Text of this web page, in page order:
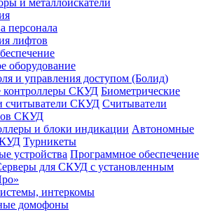
и металлоискатели
персонала
лифтов
оборудование
и управления доступом (Болид)
контроллеры СКУД Биометрические
считыватели СКУД Считыватели
СКУД
и блоки индикации Автономные
Турникеты
устройства Программное обеспечение
для СКУД с установленным
интеркомы
домофоны